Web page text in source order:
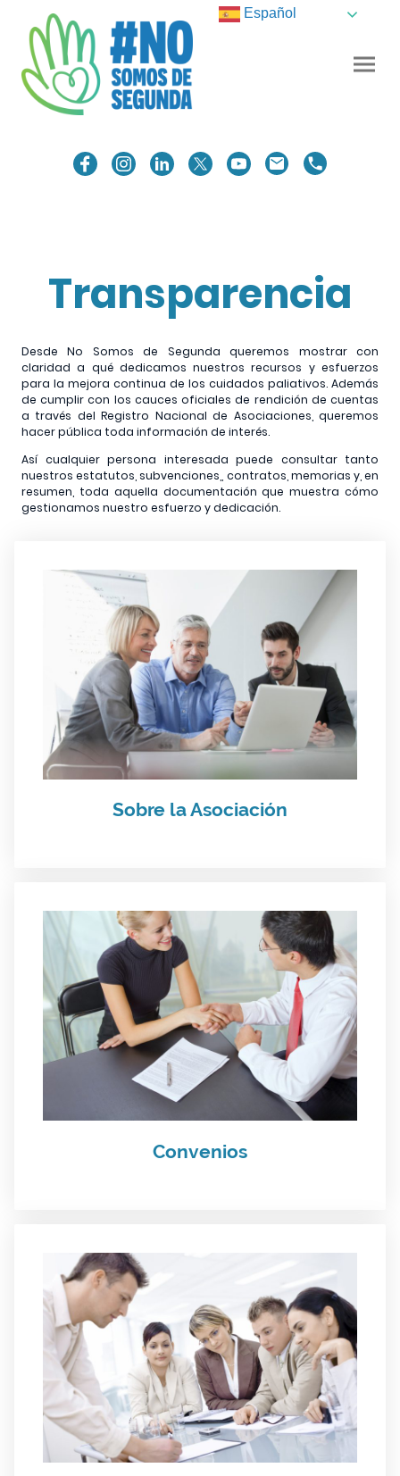
Transparencia
Desde No Somos de Segunda queremos mostrar con
claridad a qué dedicamos nuestros recursos y esfuerzos
para la mejora continua de los cuidados paliativos. Además
de cumplir con los cauces oficiales de rendición de cuentas
a través del Registro Nacional de Asociaciones, queremos
hacer pública toda información de interés.
Así cualquier persona interesada puede consultar tanto
nuestros estatutos, subvenciones,, contratos, memorias y, en
resumen, toda aquella documentación que muestra cómo
gestionamos nuestro esfuerzo y dedicación.
Sobre la Asociación
Convenios
Español